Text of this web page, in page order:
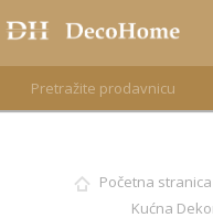
REGISTRUJTE SEPočetna stranica
Kućna